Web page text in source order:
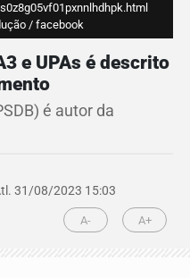
/ facebook
e UPAs é descrito
é autor da
31/08/2023 15:03
A- A+